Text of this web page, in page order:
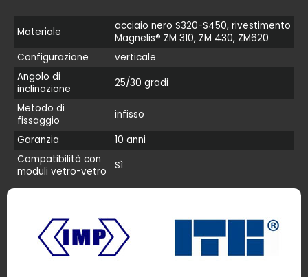
Materiale
acciaio nero S320-S450, rivestimento
Magnelis® ZM 310, ZM 430, ZM620
Configurazione
verticale
Angolo di
inclinazione
25/30 gradi
Metodo di
fissaggio
infisso
Garanzia
10 anni
Compatibilità con
moduli vetro-vetro
Sì